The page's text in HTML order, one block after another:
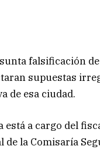
falsificación
supuestas
de esa ciudad.
está a cargo del
de la Comisaría